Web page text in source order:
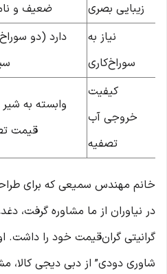
زیبایی بصری ضعیف و
نیاز به
سوراخ‌کاری
دارد (دو
کیفیت
خروجی آب
تصفیه
وابسته به شیر
قیمت
خانم مهندس سمیعی که برای
در نیاوران از ما مشاوره گرفت،
گرانیتی گران‌قیمت خود را داشت.
شاوری دودی” از دبی دیجی کالا،